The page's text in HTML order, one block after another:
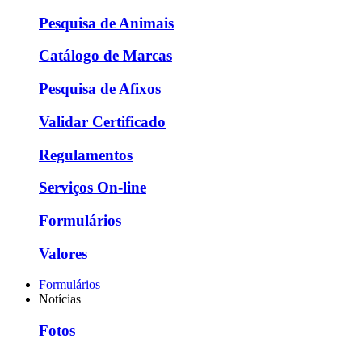
Pesquisa de Animais
Catálogo de Marcas
Pesquisa de Afixos
Validar Certificado
Regulamentos
Serviços On-line
Formulários
Valores
Formulários
Notícias
Fotos